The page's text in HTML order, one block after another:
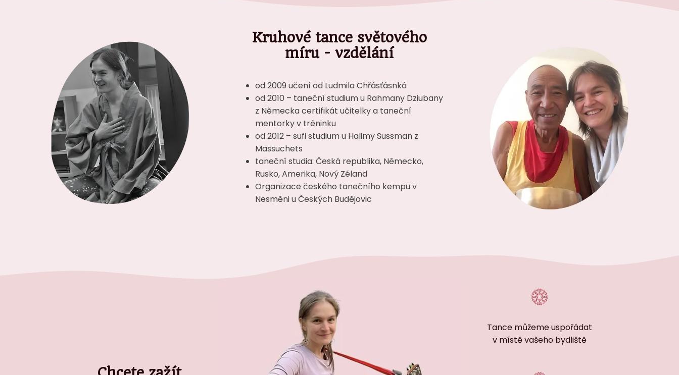
Kruhové tance světového
míru - vzdělání
od 2009 učení od Ludmila Chřásťásnká
od 2010 – taneční studium u Rahmany Dziubany
z Německa certifikát učitelky a taneční
mentorky v tréninku
od 2012 – sufi studium u Halimy Sussman z
Massuchets
taneční studia: Česká republika, Německo,
Rusko, Amerika, Nový Zéland
Organizace českého tanečního kempu v
Nesměni u Českých Budějovic
Tance můžeme uspořádat
v místě vašeho bydliště